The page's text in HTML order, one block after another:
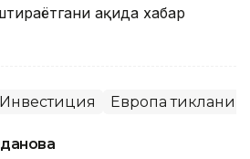
ҳақида хабар
Инвестиция Европа тикланиш